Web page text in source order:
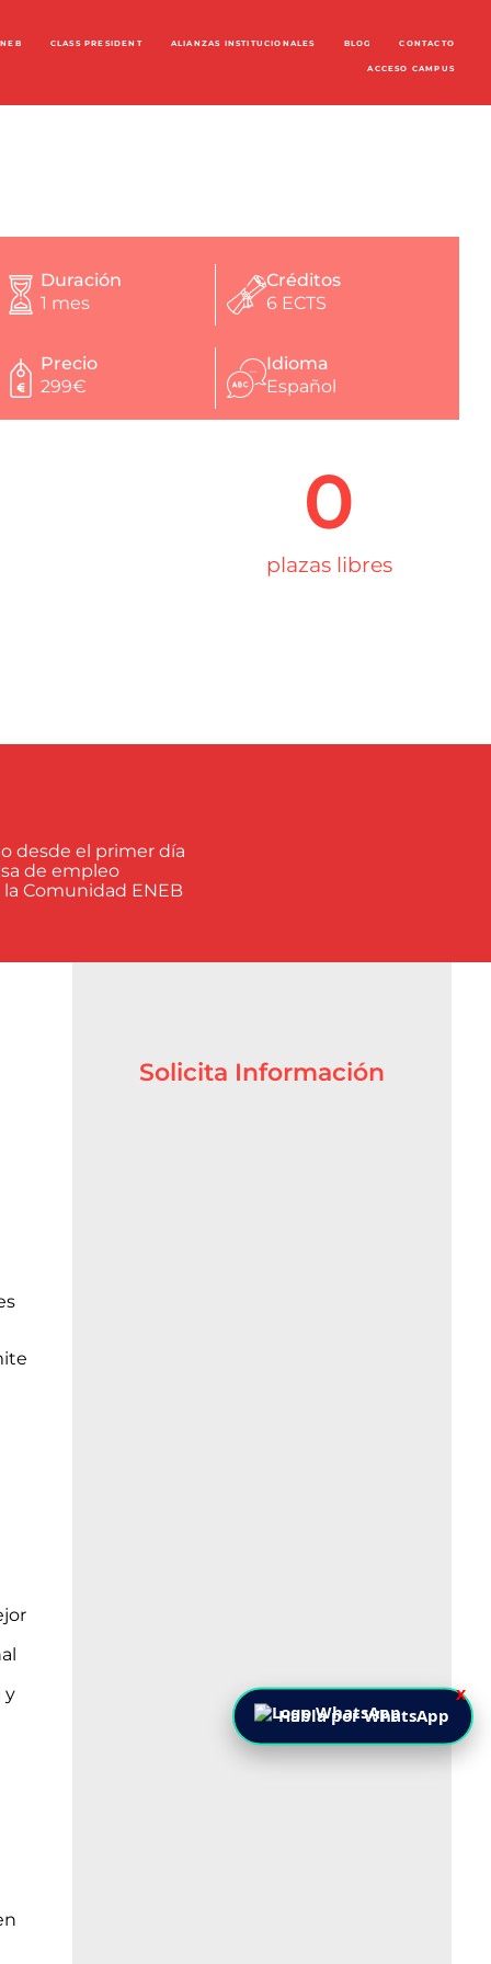
CLASS PRESIDENT ALIANZAS INSTITUCIONALES BLOG CONTACTO
ACCESO CAMPUS
Duración
1 mes
Créditos
6 ECTS
Precio
299€
Idioma
Español
plazas libres
0
desde el primer día
de empleo
Comunidad ENEB
y
Solicita Información
X
Habla por WhatsApp